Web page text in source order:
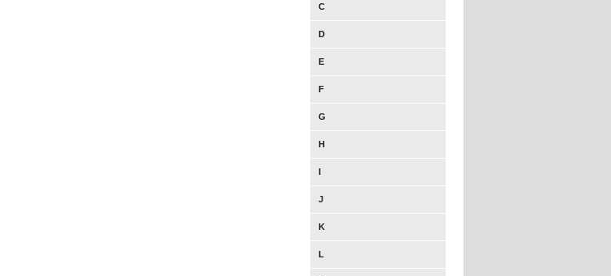
C
D
E
F
G
H
I
J
K
L